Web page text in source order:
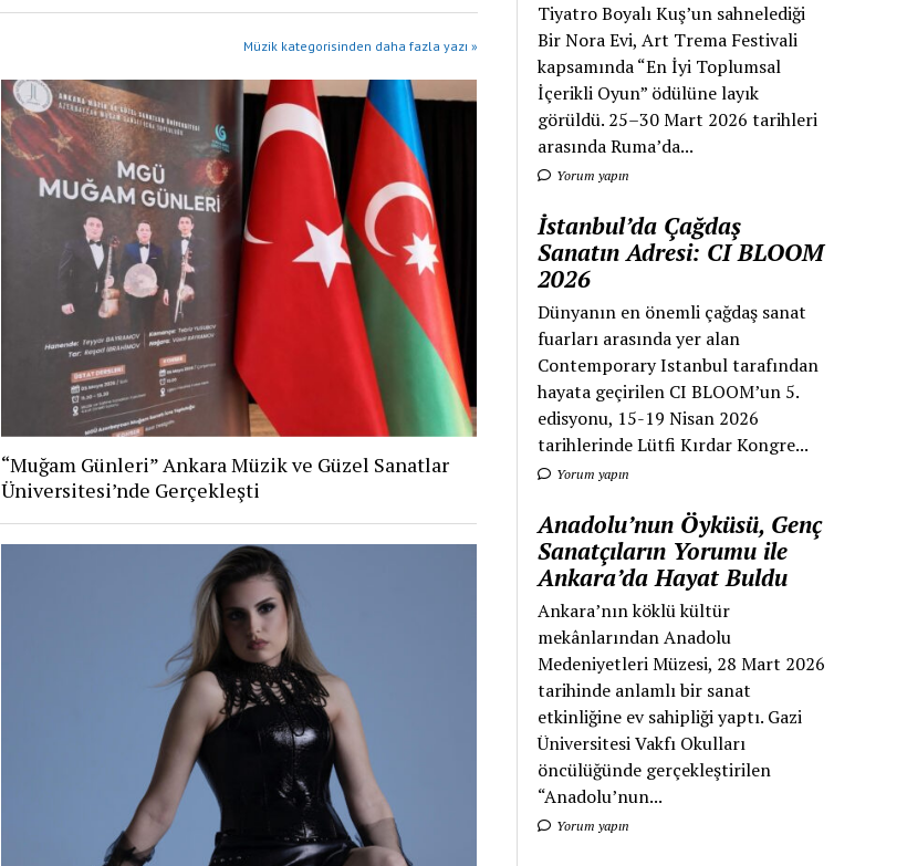
Müzik kategorisinden daha fazla yazı »
“Muğam Günleri” Ankara Müzik ve Güzel Sanatlar
Üniversitesi’nde Gerçekleşti
Tiyatro Boyalı Kuş’un sahnelediği
Bir Nora Evi, Art Trema Festivali
kapsamında “En İyi Toplumsal
İçerikli Oyun” ödülüne layık
görüldü. 25–30 Mart 2026 tarihleri
arasında Ruma’da...
Yorum yapın
İstanbul’da Çağdaş
Sanatın Adresi: CI BLOOM
2026
Dünyanın en önemli çağdaş sanat
fuarları arasında yer alan
Contemporary Istanbul tarafından
hayata geçirilen CI BLOOM’un 5.
edisyonu, 15-19 Nisan 2026
tarihlerinde Lütfi Kırdar Kongre...
Yorum yapın
Anadolu’nun Öyküsü, Genç
Sanatçıların Yorumu ile
Ankara’da Hayat Buldu
Ankara’nın köklü kültür
mekânlarından Anadolu
Medeniyetleri Müzesi, 28 Mart 2026
tarihinde anlamlı bir sanat
etkinliğine ev sahipliği yaptı. Gazi
Üniversitesi Vakfı Okulları
öncülüğünde gerçekleştirilen
“Anadolu’nun...
Yorum yapın